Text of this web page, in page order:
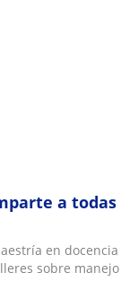
a todas
en docencia
sobre manejo